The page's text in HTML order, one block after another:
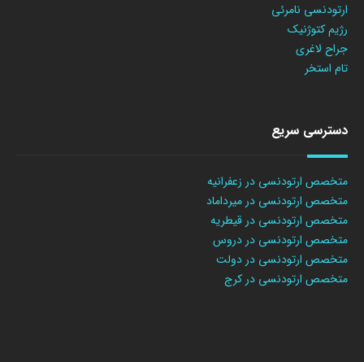
ارتودنسی نامرئی
رژیم کتوژنیک
جراح لاغری
تام استخر
دسترسی سریع
متخصص ارتودنسی در زعفرانیه
متخصص ارتودنسی در میرداماد
متخصص ارتودنسی در قیطریه
متخصص ارتودنسی در دروس
متخصص ارتودنسی در دولت
متخصص ارتودنسی در کرج